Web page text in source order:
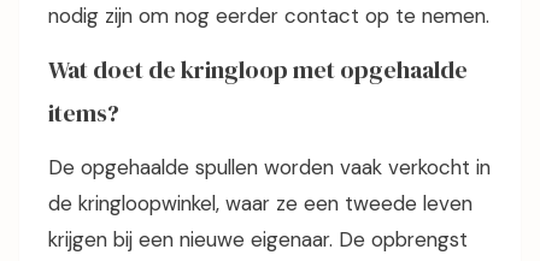
nodig zijn om nog eerder contact op te nemen.
Wat doet de kringloop met opgehaalde
items?
De opgehaalde spullen worden vaak verkocht in
de kringloopwinkel, waar ze een tweede leven
krijgen bij een nieuwe eigenaar. De opbrengst